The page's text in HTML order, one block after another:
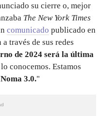
su cierre o, mejor
The New York Times
comunicado publicado en
través de sus redes
de 2024 será la última
conocemos. Estamos
Noma 3.0."